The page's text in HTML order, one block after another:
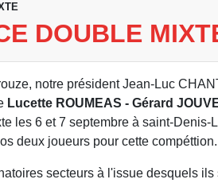
DOUBLE
notre président Jean-Luc
Lucette ROUMEAS - Gérard
les 6 et 7 septembre à saint-
deux joueurs pour cette compéttion.
secteurs à l'issue desquels ils